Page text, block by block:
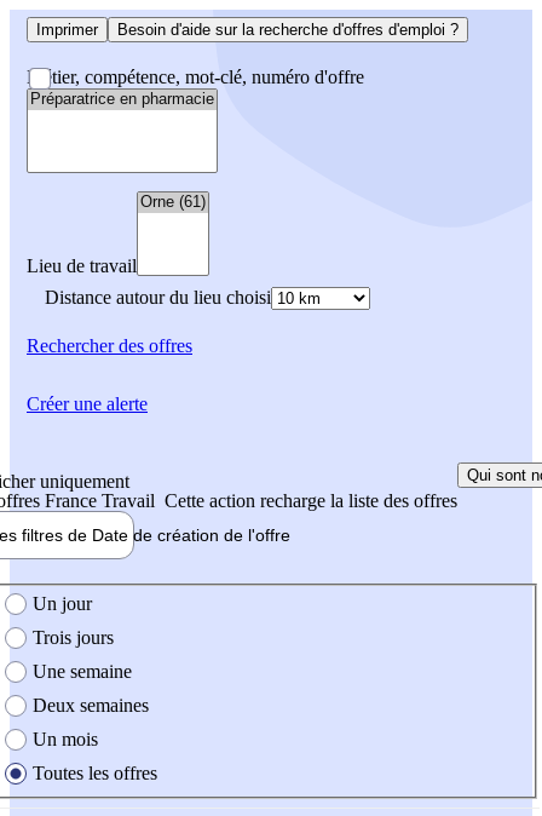
Imprimer Besoin d'aide sur la recherche d'offres d'emploi ?
Métier, compétence, mot-clé, numéro d'offre
Lieu de travail
Distance autour du lieu choisi
Rechercherdes offres
uniquement
France Travail Cette action recharge la liste des offres
Qui sont
filtres de Date de création de l'offre
création de l'offre
Un jour
Trois jours
Une semaine
Deux semaines
Un mois
Toutes les offres
Créer une alerte